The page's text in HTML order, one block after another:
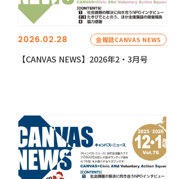
2026.02.28 会報誌CANVAS NEWS
【CANVAS NEWS】2026年2・3月号